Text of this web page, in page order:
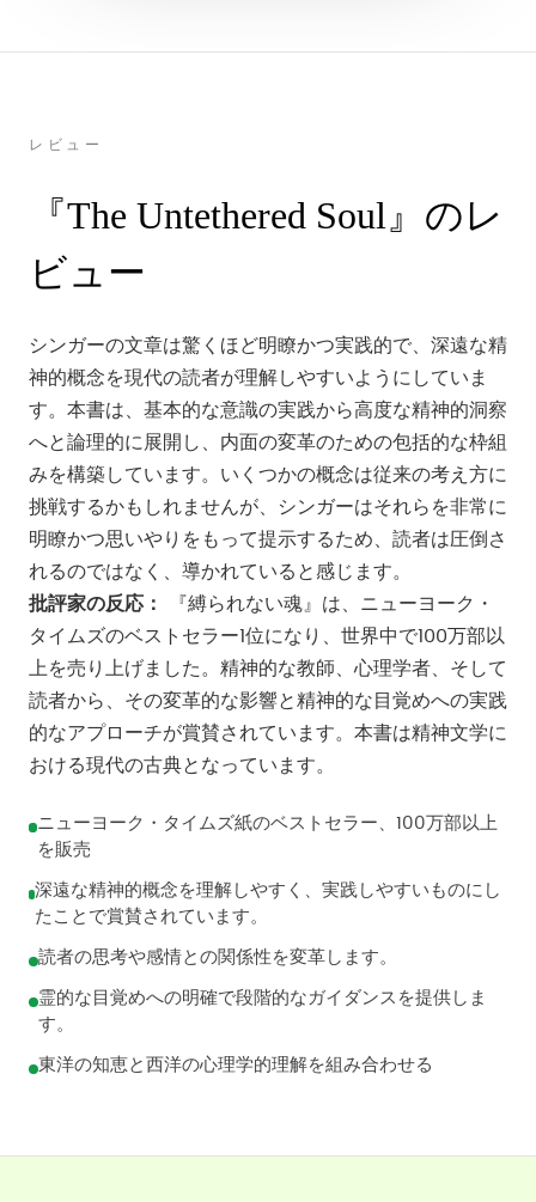
レビュー
『The Untethered Soul』のレ
ビュー
シンガーの文章は驚くほど明瞭かつ実践的で、深遠な精
神的概念を現代の読者が理解しやすいようにしていま
す。本書は、基本的な意識の実践から高度な精神的洞察
へと論理的に展開し、内面の変革のための包括的な枠組
みを構築しています。いくつかの概念は従来の考え方に
挑戦するかもしれませんが、シンガーはそれらを非常に
明瞭かつ思いやりをもって提示するため、読者は圧倒さ
れるのではなく、導かれていると感じます。
批評家の反応：
『縛られない魂』は、ニューヨーク・
タイムズのベストセラー1位になり、世界中で100万部以
上を売り上げました。精神的な教師、心理学者、そして
読者から、その変革的な影響と精神的な目覚めへの実践
的なアプローチが賞賛されています。本書は精神文学に
おける現代の古典となっています。
ニューヨーク・タイムズ紙のベストセラー、100万部以上
を販売
深遠な精神的概念を理解しやすく、実践しやすいものにし
たことで賞賛されています。
読者の思考や感情との関係性を変革します。
霊的な目覚めへの明確で段階的なガイダンスを提供しま
す。
東洋の知恵と西洋の心理学的理解を組み合わせる